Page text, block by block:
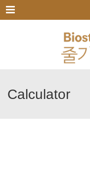
메뉴
Calculator